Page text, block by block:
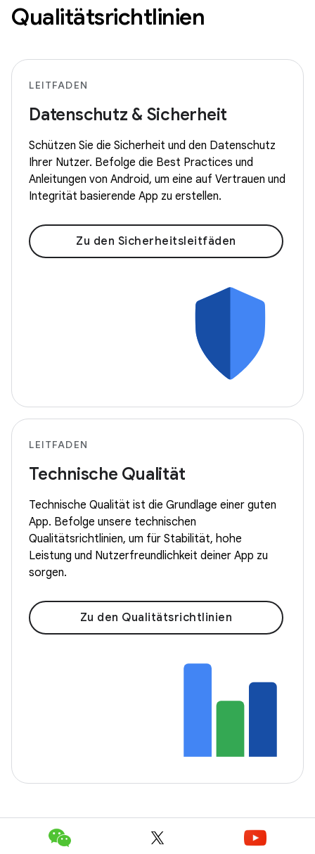
Qualitätsrichtlinien
LEITFADEN
Datenschutz & Sicherheit
Schützen Sie die Sicherheit und den Datenschutz
Ihrer Nutzer. Befolge die Best Practices und
Anleitungen von Android, um eine auf Vertrauen und
Integrität basierende App zu erstellen.
Zu den Sicherheitsleitfäden
LEITFADEN
Technische Qualität
Technische Qualität ist die Grundlage einer guten
App. Befolge unsere technischen
Qualitätsrichtlinien, um für Stabilität, hohe
Leistung und Nutzerfreundlichkeit deiner App zu
sorgen.
Zu den Qualitätsrichtlinien